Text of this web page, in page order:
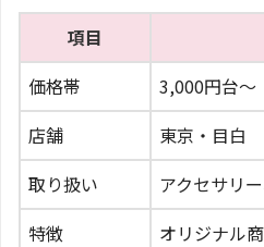
項目
価格帯
3,000円台〜
店舗
東京・目白
取り扱い
アクセサリ
特徴
オリジナル